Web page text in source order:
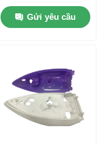
dụng có tuổi thọ dài
Gửi yêu cầu